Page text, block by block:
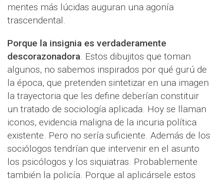
mentes más lúcidas auguran una agonía
trascendental.
Porque la insignia es verdaderamente
descorazonadora. Estos dibujitos que toman
algunos, no sabemos inspirados por qué gurú de
la época, que pretenden sintetizar en una imagen
la trayectoria que les define deberían constituir
un tratado de sociología aplicada. Hoy se llaman
iconos, evidencia maligna de la incuria política
existente. Pero no sería suficiente. Además de los
sociólogos tendrían que intervenir en el asunto
los psicólogos y los siquiatras. Probablemente
también la policía. Porque al aplicársele estos